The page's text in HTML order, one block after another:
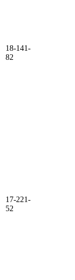
18-141-
82
17-221-
52